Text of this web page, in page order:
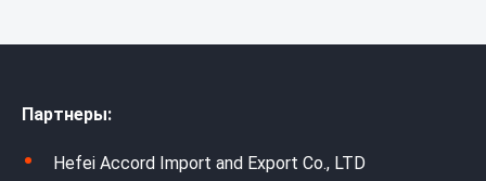
Партнеры:
Hefei Accord Import and Export Co., LTD